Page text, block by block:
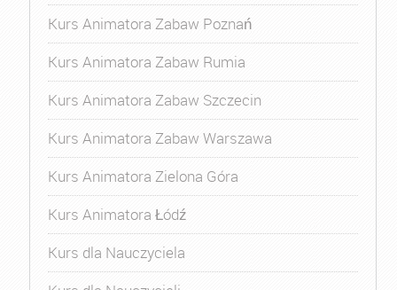
Kurs Animatora Zabaw Poznań
Kurs Animatora Zabaw Rumia
Kurs Animatora Zabaw Szczecin
Kurs Animatora Zabaw Warszawa
Kurs Animatora Zielona Góra
Kurs Animatora Łódź
Kurs dla Nauczyciela